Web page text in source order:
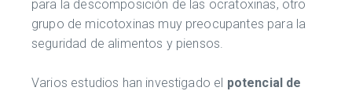
para la descomposición de las ocratoxinas, otro
grupo de micotoxinas muy preocupantes para la
seguridad de alimentos y piensos.
Varios estudios han investigado el potencial de